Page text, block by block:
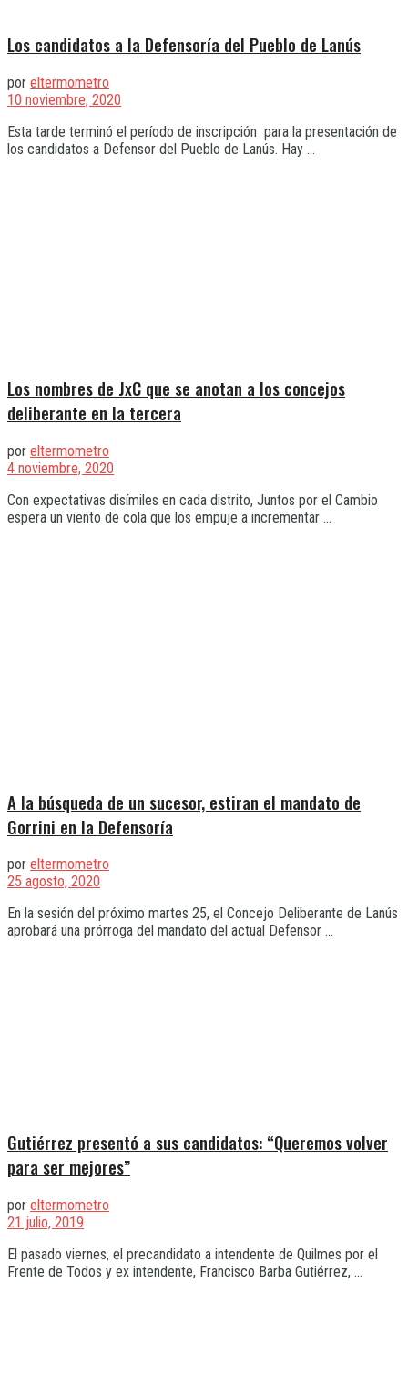
Los candidatos a la Defensoría del Pueblo de Lanús
por eltermometro
10 noviembre, 2020
Esta tarde terminó el período de inscripción para la presentación de
los candidatos a Defensor del Pueblo de Lanús. Hay ...
Los nombres de JxC que se anotan a los concejos
deliberante en la tercera
por eltermometro
4 noviembre, 2020
Con expectativas disímiles en cada distrito, Juntos por el Cambio
espera un viento de cola que los empuje a incrementar ...
A la búsqueda de un sucesor, estiran el mandato de
Gorrini en la Defensoría
por eltermometro
25 agosto, 2020
En la sesión del próximo martes 25, el Concejo Deliberante de Lanús
aprobará una prórroga del mandato del actual Defensor ...
Gutiérrez presentó a sus candidatos: “Queremos volver
para ser mejores”
por eltermometro
21 julio, 2019
El pasado viernes, el precandidato a intendente de Quilmes por el
Frente de Todos y ex intendente, Francisco Barba Gutiérrez, ...